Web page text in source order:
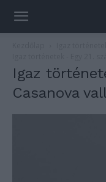
Igaz
Casanova